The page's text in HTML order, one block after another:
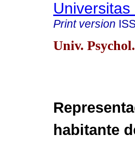
Print version
Univ.
habitante